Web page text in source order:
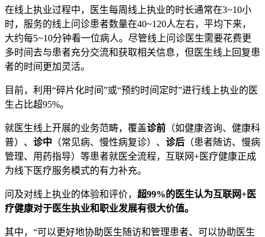
在线上执业过程中，医生每周线上执业的时长通常在3~10小
时，服务的线上问诊患者数量在40~120人左右，平均下来，
大约每5~10分钟看一位病人。尽管线上问诊医生需要花费更
多时间去与患者充分交流和获取相关信息，但医生线上回复患
者的时间更加灵活。
目前，利用“碎片化时间”或“预约时间定时”进行线上执业的医
生占比超95%。
就医生线上开展的业务范畴，覆盖诊前 （如健康咨询、健康科
普）、 诊中 （常见病、慢性病复诊）、 诊后 （患者随访、慢病
管理、用药指导）等患者就医全流程，互联网+医疗健康正成
为线下医疗服务模式的有力补充。
问及对线上执业的体验和评价， 超99%的医生认为互联网+医
疗健康对于医生执业和职业发展有很大价值。
其中，“可以更好地协助医生随访和管理患者、可以协助医生